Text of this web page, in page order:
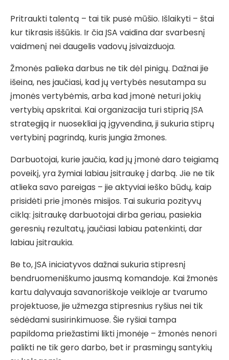
Pritraukti talentą – tai tik pusė mūšio. Išlaikyti – štai
kur tikrasis iššūkis. Ir čia ĮSA vaidina dar svarbesnį
vaidmenį nei daugelis vadovų įsivaizduoja.
Žmonės palieka darbus ne tik dėl pinigų. Dažnai jie
išeina, nes jaučiasi, kad jų vertybės nesutampa su
įmonės vertybėmis, arba kad įmonė neturi jokių
vertybių apskritai. Kai organizacija turi stiprią ĮSA
strategiją ir nuosekliai ją įgyvendina, ji sukuria stiprų
vertybinį pagrindą, kuris jungia žmones.
Darbuotojai, kurie jaučia, kad jų įmonė daro teigiamą
poveikį, yra žymiai labiau įsitraukę į darbą. Jie ne tik
atlieka savo pareigas – jie aktyviai ieško būdų, kaip
prisidėti prie įmonės misijos. Tai sukuria pozityvų
ciklą: įsitraukę darbuotojai dirba geriau, pasiekia
geresnių rezultatų, jaučiasi labiau patenkinti, dar
labiau įsitraukia.
Be to, ĮSA iniciatyvos dažnai sukuria stipresnį
bendruomeniškumo jausmą komandoje. Kai žmonės
kartu dalyvauja savanoriškoje veikloje ar tvarumo
projektuose, jie užmezga stipresnius ryšius nei tik
sėdėdami susirinkimuose. Šie ryšiai tampa
papildoma priežastimi likti įmonėje – žmonės nenori
palikti ne tik gero darbo, bet ir prasmingų santykių